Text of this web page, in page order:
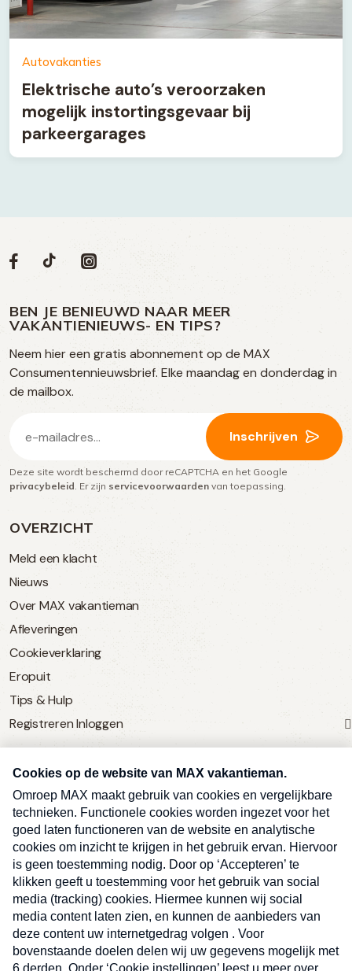
Autovakanties
Elektrische auto’s veroorzaken
mogelijk instortingsgevaar bij
parkeergarages
OVERZICHT
Meld een klacht
Nieuws
Over MAX vakantieman
Afleveringen
Cookieverklaring
Eropuit
Tips & Hulp
Registreren Inloggen
SERVICE
Over Omroep MAX
MAX Vandaag
MAX Meldpunt
Pers
Contact
Algemene voorwaarden
Privacyverklaring
Kwetsbaarheid melden
Volg
op
social
media
Social
Volg
op
Facebook
Volg
op
TikTok
Volg
op
Instagram
BEN JE BENIEUWD NAAR MEER
VAKANTIENIEUWS- EN TIPS?
Neem hier een gratis abonnement op de MAX
Consumentennieuwsbrief. Elke maandag en donderdag in
de mailbox.
mailadres
(Vereist)
Inschrijven
Deze site wordt beschermd door reCAPTCHA en het Google
privacybeleid . Er zijn servicevoorwaarden van toepassing.
Ben je benieuwd naar meer
vakantienieuws- en tips?